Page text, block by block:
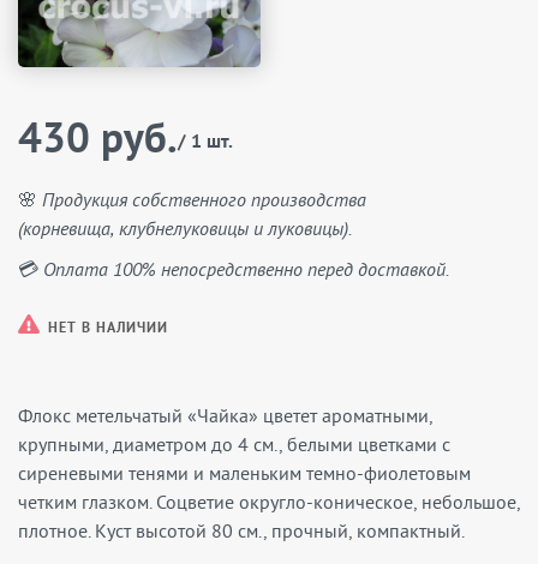
430 руб./ 1 шт.
🌸 Продукция собственного производства
(корневища, клубнелуковицы и луковицы).
💳 Оплата 100% непосредственно перед доставкой.
НЕТ В НАЛИЧИИ
Флокс метельчатый «Чайка» цветет ароматными,
крупными, диаметром до 4 см., белыми цветками с
сиреневыми тенями и маленьким темно-фиолетовым
четким глазком. Соцветие округло-коническое, небольшое,
плотное. Куст высотой 80 см., прочный, компактный.